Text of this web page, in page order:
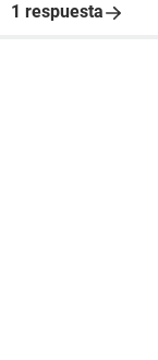
1 respuesta